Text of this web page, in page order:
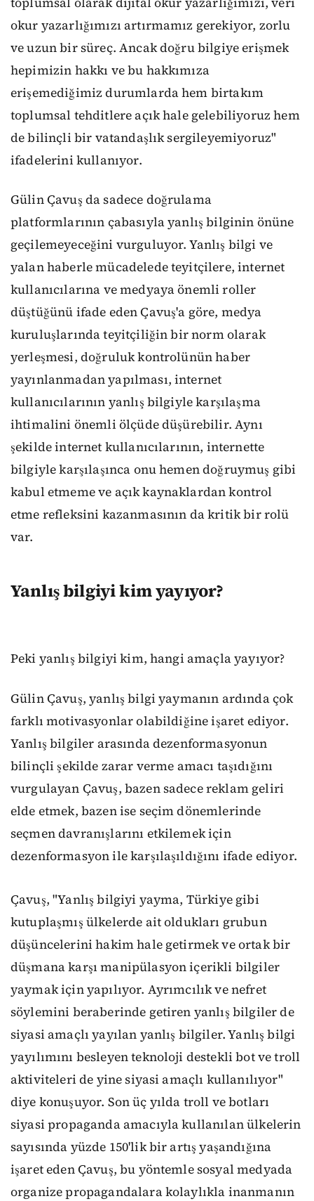
okur yazarlığımızı artırmamız gerekiyor, zorlu
ve uzun bir süreç. Ancak doğru bilgiye erişmek
hepimizin hakkı ve bu hakkımıza
erişemediğimiz durumlarda hem birtakım
toplumsal tehditlere açık hale gelebiliyoruz hem
de bilinçli bir vatandaşlık sergileyemiyoruz"
ifadelerini kullanıyor.
Gülin Çavuş da sadece doğrulama
platformlarının çabasıyla yanlış bilginin önüne
geçilemeyeceğini vurguluyor. Yanlış bilgi ve
yalan haberle mücadelede teyitçilere, internet
kullanıcılarına ve medyaya önemli roller
düştüğünü ifade eden Çavuş'a göre, medya
kuruluşlarında teyitçiliğin bir norm olarak
yerleşmesi, doğruluk kontrolünün haber
yayınlanmadan yapılması, internet
kullanıcılarının yanlış bilgiyle karşılaşma
ihtimalini önemli ölçüde düşürebilir. Aynı
şekilde internet kullanıcılarının, internette
bilgiyle karşılaşınca onu hemen doğruymuş gibi
kabul etmeme ve açık kaynaklardan kontrol
etme refleksini kazanmasının da kritik bir rolü
var.
Yanlış bilgiyi kim yayıyor?
Peki yanlış bilgiyi kim, hangi amaçla yayıyor?
Gülin Çavuş, yanlış bilgi yaymanın ardında çok
farklı motivasyonlar olabildiğine işaret ediyor.
Yanlış bilgiler arasında dezenformasyonun
bilinçli şekilde zarar verme amacı taşıdığını
vurgulayan Çavuş, bazen sadece reklam geliri
elde etmek, bazen ise seçim dönemlerinde
seçmen davranışlarını etkilemek için
dezenformasyon ile karşılaşıldığını ifade ediyor.
Çavuş, "Yanlış bilgiyi yayma, Türkiye gibi
kutuplaşmış ülkelerde ait oldukları grubun
düşüncelerini hakim hale getirmek ve ortak bir
düşmana karşı manipülasyon içerikli bilgiler
yaymak için yapılıyor. Ayrımcılık ve nefret
söylemini beraberinde getiren yanlış bilgiler de
siyasi amaçlı yayılan yanlış bilgiler. Yanlış bilgi
yayılımını besleyen teknoloji destekli bot ve troll
aktiviteleri de yine siyasi amaçlı kullanılıyor"
diye konuşuyor. Son üç yılda troll ve botları
siyasi propaganda amacıyla kullanılan ülkelerin
sayısında yüzde 150'lik bir artış yaşandığına
işaret eden Çavuş, bu yöntemle sosyal medyada
organize propagandalara kolaylıkla inanmanın